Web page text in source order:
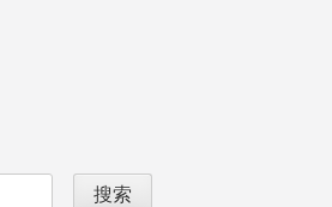
搜索